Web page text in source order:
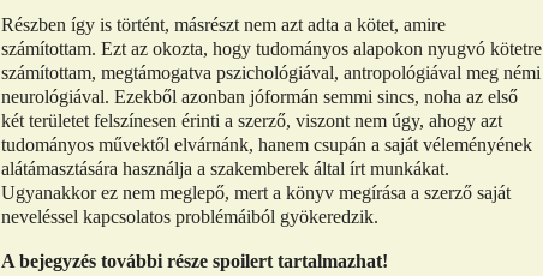
Részben így is történt, másrészt nem azt adta a kötet, amire
számítottam. Ezt az okozta, hogy tudományos alapokon nyugvó kötetre
számítottam, megtámogatva pszichológiával, antropológiával meg némi
neurológiával. Ezekből azonban jóformán semmi sincs, noha az első
két területet felszínesen érinti a szerző, viszont nem úgy, ahogy azt
tudományos művektől elvárnánk, hanem csupán a saját véleményének
alátámasztására használja a szakemberek által írt munkákat.
Ugyanakkor ez nem meglepő, mert a könyv megírása a szerző saját
neveléssel kapcsolatos problémáiból gyökeredzik.
A bejegyzés további része spoilert tartalmazhat!